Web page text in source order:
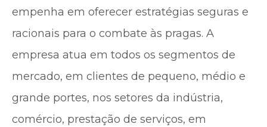
empenha em oferecer estratégias seguras e
racionais para o combate às pragas. A
empresa atua em todos os segmentos de
mercado, em clientes de pequeno, médio e
grande portes, nos setores da indústria,
comércio, prestação de serviços, em